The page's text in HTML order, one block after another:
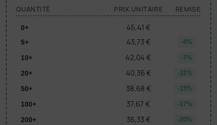
QUANTITÉ PRIX UNITAIRE REMISE
0+ 45,41 €
5+ 43,73 € -4%
10+ 42,04 € -7%
20+ 40,36 € -11%
50+ 38,68 € -15%
100+ 37,67 € -17%
200+ 36,33 € -20%